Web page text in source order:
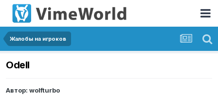
Жалобы на игроков
Odell
Автор: wolfturbo